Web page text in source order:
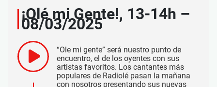
¡Olé mi Gente!, 13-14h –
08/03/2025
“Ole mi gente” será nuestro punto de
encuentro, el de los oyentes con sus
artistas favoritos. Los cantantes más
populares de Radiolé pasan la mañana
con nosotros presentando sus nuevas